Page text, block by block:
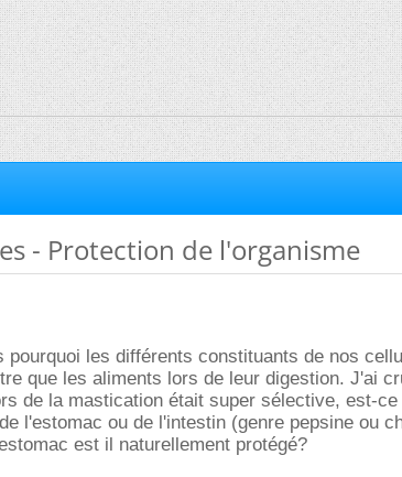
- Protection de l'organisme
pourquoi les différents constituants de nos
que les aliments lors de leur digestion. J'ai
de la mastication était super sélective, est-ce
l'estomac ou de l'intestin (genre pepsine ou
est il naturellement protégé?